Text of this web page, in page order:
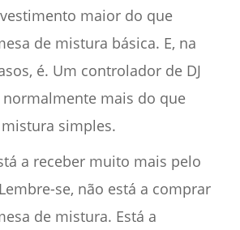
maior do que
de mistura básica. E, na
é. Um controlador de DJ
normalmente mais do que
simples.
a receber muito mais pelo
se, não está a comprar
de mistura. Está a